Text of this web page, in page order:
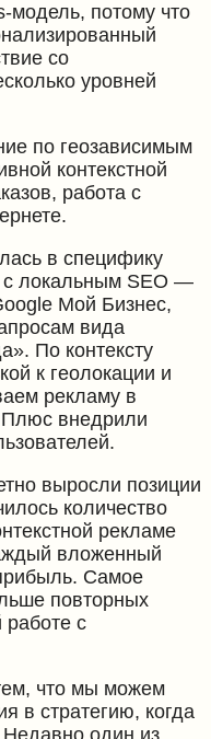
модель, потому что
со
уровней
по геозависимым
контекстной
работа с
в специфику
с локальным SEO —
Мой Бизнес,
вида
По контексту
к геолокации и
рекламу в
внедрили
выросли позиции
количество
рекламе
вложенный
Самое
повторных
работе с
что мы можем
в стратегию, когда